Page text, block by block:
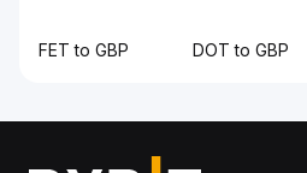
FET to GBP DOT to GBP